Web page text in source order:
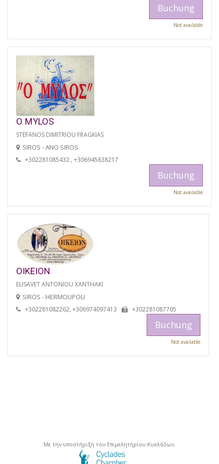
Buchung
Not available
O MYLOS
STEFANOS DIMITRIOU FRAGKIAS
SIROS - ANO SIROS
+302281085432 , +306945838217
Buchung
Not available
OIKEION
ELISAVET ANTONIOU XANTHAKI
SIROS - HERMOUPOLI
+302281082262, +306974097413 +302281087705
Buchung
Not available
Με την υποστήριξη του Επιμελητηρίου Κυκλάδων.